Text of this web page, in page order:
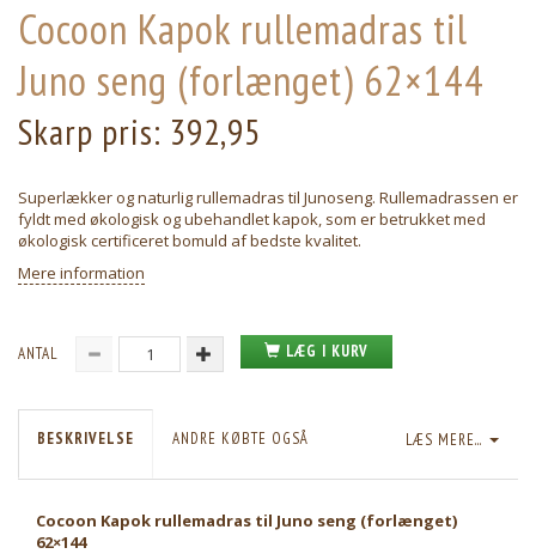
Cocoon Kapok rullemadras til
Juno seng (forlænget) 62×144
Skarp pris: 392,95
Superlækker og naturlig rullemadras til Junoseng. Rullemadrassen er
fyldt med økologisk og ubehandlet kapok, som er betrukket med
økologisk certificeret bomuld af bedste kvalitet.
Mere information
ANTAL LÆG I KURV
LÆS MERE...
BESKRIVELSE ANDRE KØBTE OGSÅ
Cocoon Kapok rullemadras til Juno seng (forlænget)
62×144